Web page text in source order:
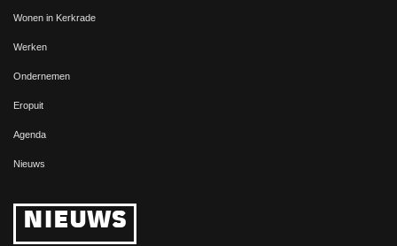
Wonen in Kerkrade
Werken
Ondernemen
Eropuit
Agenda
Nieuws
NIEUWS